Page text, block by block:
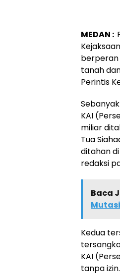
MEDAN :
berperan
tanah
Perintis
KAI
miliar
Tua
ditahan
redaksi
Baca
Kedua
KAI
tanpa izin.